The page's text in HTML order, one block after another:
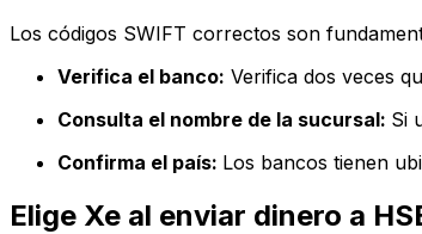
Los códigos SWIFT correctos son
Verifica el banco: Verifica dos veces
Consulta el nombre de la sucursal: Si
Confirma el país: Los bancos tienen
Elige Xe al enviar dinero a